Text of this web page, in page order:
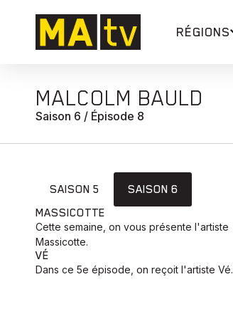
RÉGIONS
MALCOLM BAULD
Saison 6 / Épisode 8
SAISON 5
SAISON 6
MASSICOTTE
Cette semaine, on vous présente l'artiste
Massicotte.
VÉ
Dans ce 5e épisode, on reçoit l'artiste Vé.